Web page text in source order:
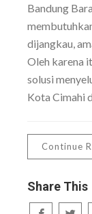
Bandung
dijangkau,
Oleh karena
solusi
Kota Cimahi
Continue
Share This